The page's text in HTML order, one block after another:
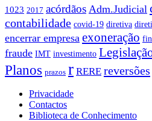
1023 2017 acórdãos Adm.Judicial
contabilidade covid-19 diretiva
encerrar empresa exoneração
fraude IMT investimento
Planos prazos r RERE reversões
Privacidade
Contactos
Biblioteca de Conhecimento